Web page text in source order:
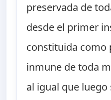
preservada de
desde el primer
constituida como
inmune de toda
al igual que luego